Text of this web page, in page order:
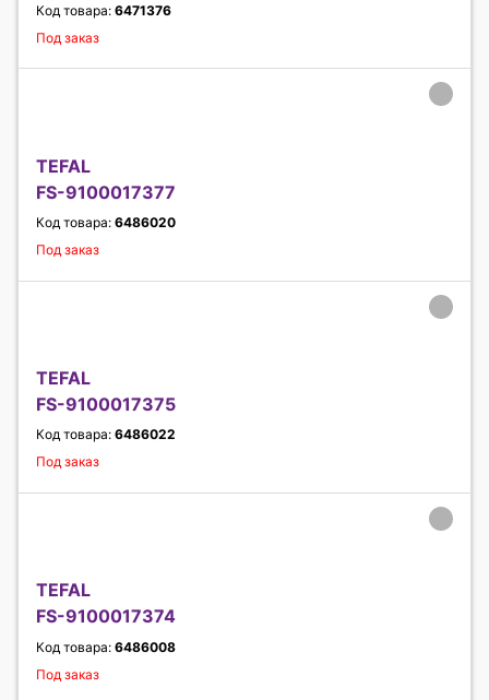
Код товара: 6471376
Под заказ
TEFAL
FS-9100017377
Код товара: 6486020
Под заказ
TEFAL
FS-9100017375
Код товара: 6486022
Под заказ
TEFAL
FS-9100017374
Код товара: 6486008
Под заказ